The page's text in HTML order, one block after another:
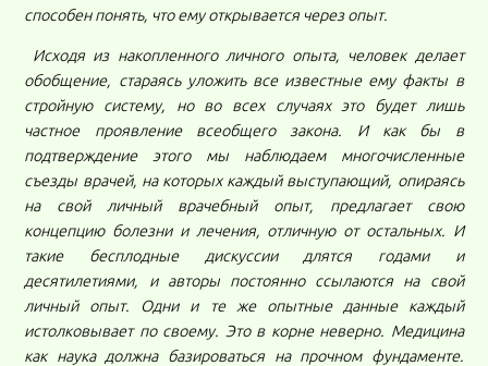
способен понять, что ему открывается через опыт.
Исходя из накопленного личного опыта, человек делает
обобщение, стараясь уложить все известные ему факты в
стройную систему, но во всех случаях это будет лишь
частное проявление всеобщего закона. И как бы в
подтверждение этого мы наблюдаем многочисленные
съезды врачей, на которых каждый выступающий, опираясь
на свой личный врачебный опыт, предлагает свою
концепцию болезни и лечения, отличную от остальных. И
такие бесплодные дискуссии длятся годами и
десятилетиями, и авторы постоянно ссылаются на свой
личный опыт. Одни и те же опытные данные каждый
истолковывает по своему. Это в корне неверно. Медицина
как наука должна базироваться на прочном фундаменте.